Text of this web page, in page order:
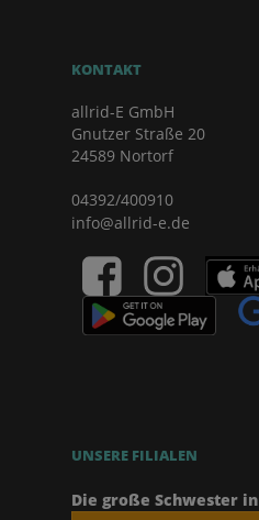
KONTAKT
allrid-E GmbH
Gnutzer Straße 20
24589 Nortorf
04392/400910
info@allrid-e.de
UNSERE FILIALEN
Die große Schwester in